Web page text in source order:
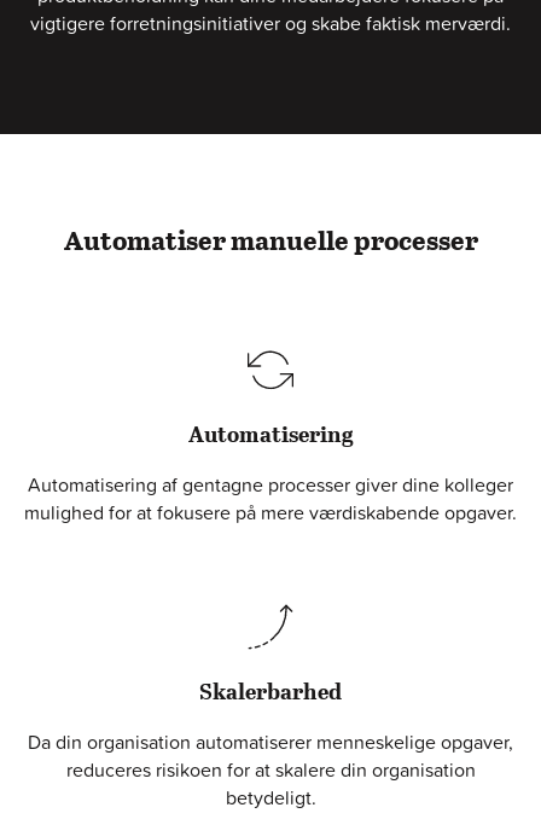
vigtigere forretningsinitiativer og skabe faktisk merværdi.
Automatiser manuelle processer
Automatisering
Automatisering af gentagne processer giver dine kolleger
mulighed for at fokusere på mere værdiskabende opgaver.
Skalerbarhed
Da din organisation automatiserer menneskelige opgaver,
reduceres risikoen for at skalere din organisation
betydeligt.